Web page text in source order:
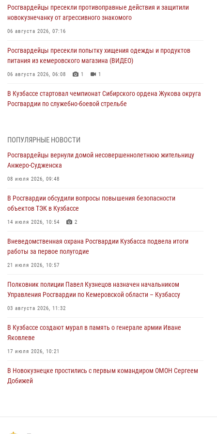
Росгвардейцы пресекли противоправные действия и защитили
новокузнечанку от агрессивного знакомого
06 августа 2026, 07:16
Росгвардейцы пресекли попытку хищения одежды и продуктов
питания из кемеровского магазина (ВИДЕО)
06 августа 2026, 06:08 1 1
В Кузбассе стартовал чемпионат Сибирского ордена Жукова округа
Росгвардии по служебно-боевой стрельбе
Росгвардейцы задержали в Кемерове дебошира, устроившего
05 августа 2026, 09:30
Росгвардейцы задержали участника драки, причинившего побои
05 августа 2026, 08:50
Росгвардейцы пресекли нарушение общественного порядка на
05 августа 2026, 08:10
Росгвардейцы в Юрге пресекли попытку проникновения на
05 августа 2026, 07:45
ПОПУЛЯРНЫЕ НОВОСТИ
Росгвардейцы вернули домой несовершеннолетнюю жительницу
Анжеро-Судженска
08 июля 2026, 09:48
В Росгвардии обсудили вопросы повышения безопасности
объектов ТЭК в Кузбассе
14 июля 2026, 10:54 2
Вневедомственная охрана Росгвардии Кузбасса подвела итоги
работы за первое полугодие
21 июля 2026, 10:57
Полковник полиции Павел Кузнецов назначен начальником
Управления Росгвардии по Кемеровской области – Кузбассу
03 августа 2026, 11:32
В Кузбассе создают мурал в память о генерале армии Иване
Яковлеве
17 июля 2026, 10:21
В Новокузнецке простились с первым командиром ОМОН Сергеем
Добижей